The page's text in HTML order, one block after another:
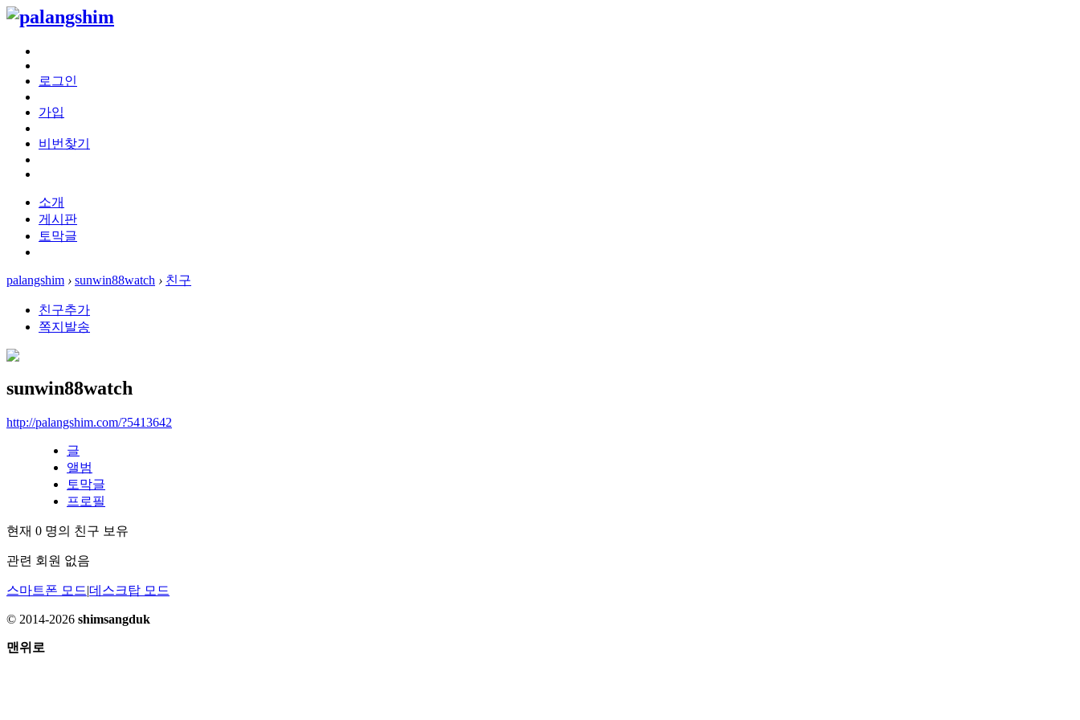
로그인
가입
비번찾기
소개
게시판
토막글
palangshim › sunwin88watch › 친구
친구추가
쪽지발송
sunwin88watch
http://palangshim.com/?5413642
글
앨범
토막글
프로필
현재 0 명의 친구 보유
관련 회원 없음
스마트폰 모드|데스크탑 모드
© 2014-2026 shimsangduk
맨위로